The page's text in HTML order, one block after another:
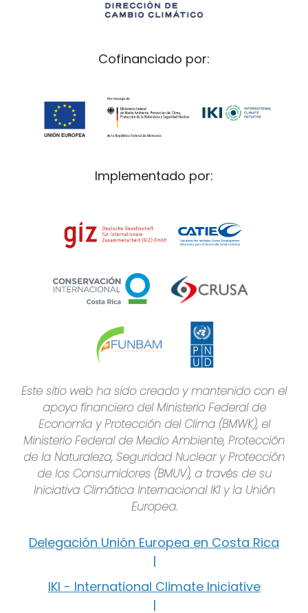
Cofinanciado por:
Implementado por:
Este sitio web ha sido creado y mantenido con el
apoyo financiero del Ministerio Federal de
Economía y Protección del Clima (BMWK), el
Ministerio Federal de Medio Ambiente, Protección
de la Naturaleza, Seguridad Nuclear y Protección
de los Consumidores (BMUV), a través de su
Iniciativa Climática Internacional IKI y la Unión
Europea.
Delegación Unión Europea en Costa Rica
|
IKI - International Climate Iniciative
|